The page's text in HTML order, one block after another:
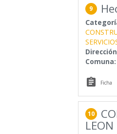
9
Comuna:
 Ficha
10